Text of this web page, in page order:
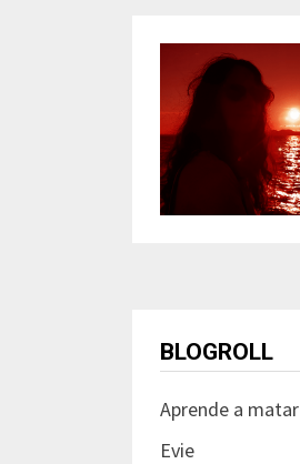
BLOGROLL
Aprende a matar
Evie